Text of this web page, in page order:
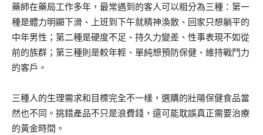
藥師在藥局工作多年，最常遇到的客人可以粗分為三種：第一
種是體力明顯下滑、上班到下午就精神渙散、回家只想躺平的
中年男性；第二種是硬度不足、持久力變差、性事表現不如從
前的族群；第三種則是較年輕、單純想預防保健、維持戰鬥力
的客戶。
三種人的生理需求和目標完全不一樣，選購的壯陽保健食品當
然也不同。挑錯產品不只是浪費錢，還可能耽誤真正需要治療
的黃金時間。